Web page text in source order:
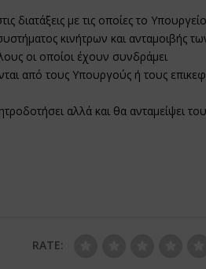
διατάξεις με τις οποίες το
κινήτρων και ανταμοιβής
οι οποίοι έχουν συνδράμει
από τους Υπουργούς ή τους
αλλά και θα ανταμείψει
RATE: